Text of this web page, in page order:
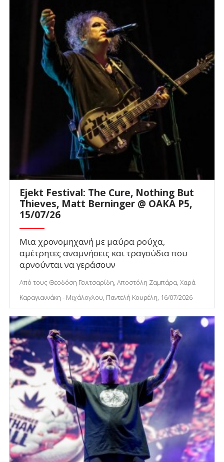
Ejekt Festival: The Cure, Nothing But
Thieves, Matt Berninger @ ΟΑΚΑ P5,
15/07/26
Μια χρονομηχανή με μαύρα ρούχα,
αμέτρητες αναμνήσεις και τραγούδια που
αρνούνται να γεράσουν
Από τους Θεοδόση Γενιτσαρίδη, Αποστόλη Ζαμπάρα, Χαρά
Καραγιαννάκη - Μιχάλογλου, Παντελή Κουρέλη, 16/07/2026